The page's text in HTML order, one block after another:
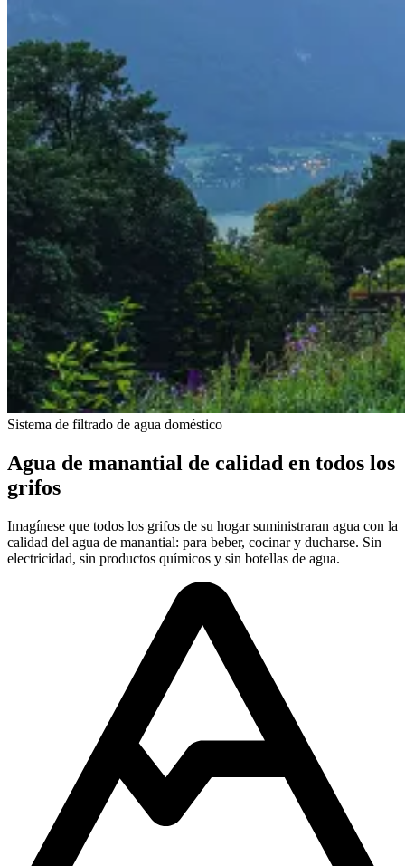
Sistema de filtrado de agua doméstico
Agua de manantial de calidad en todos los
grifos
Imagínese que todos los grifos de su hogar suministraran agua con la
calidad del agua de manantial: para beber, cocinar y ducharse. Sin
electricidad, sin productos químicos y sin botellas de agua.